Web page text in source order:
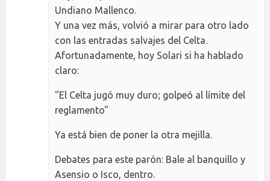
Undiano Mallenco.
Y una vez más, volvió a mirar para otro lado
con las entradas salvajes del Celta.
Afortunadamente, hoy Solari si ha hablado
claro:
"El Celta jugó muy duro; golpeó al límite del
reglamento"
Ya está bien de poner la otra mejilla.
Debates para este parón: Bale al banquillo y
Asensio o Isco, dentro.